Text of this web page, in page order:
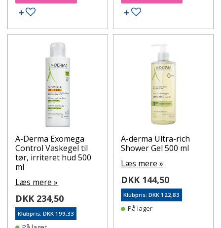
Tilføj til ønskeseddel
Tilføj til ønskeseddel
A-Derma Exomega
Control Vaskegel til
tør, irriteret hud 500
ml
Læs mere »
DKK 234,50
Klubpris: DKK 199,33
A-derma Ultra-rich
Shower Gel 500 ml
Læs mere »
DKK 144,50
Klubpris: DKK 122,83
På lager